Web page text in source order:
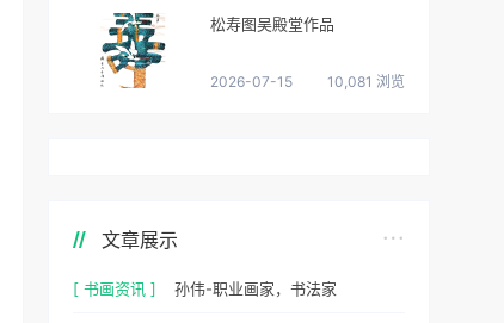
松寿图吴殿堂作品
2026-07-15 10,081 浏览
文章展示
[ 书画资讯 ] 孙伟-职业画家，书法家